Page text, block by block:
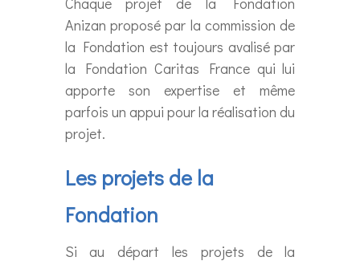
Anizan proposé par la commission de
la Fondation est toujours avalisé par
la Fondation Caritas France qui lui
apporte son expertise et même
parfois un appui pour la réalisation du
projet.
Les projets de la
Fondation
Si au départ les projets de la